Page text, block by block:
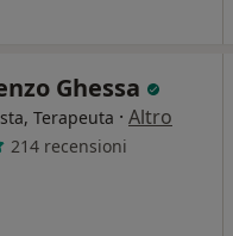
Ghessa
Terapeuta · Altro
214 recensioni